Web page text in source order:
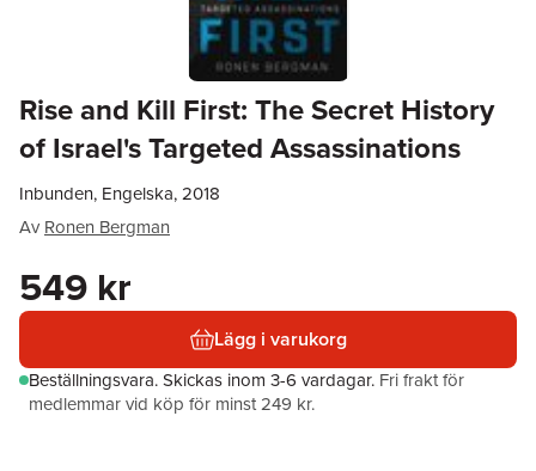
Rise and Kill First: The Secret History
of Israel's Targeted Assassinations
Inbunden, Engelska, 2018
Av Ronen Bergman
549 kr
Lägg i varukorg
Beställningsvara.Skickas inom 3-6 vardagar. Fri frakt för
medlemmar vid köp för minst 249 kr.